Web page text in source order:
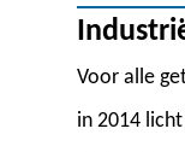
Voor alle
in 2014